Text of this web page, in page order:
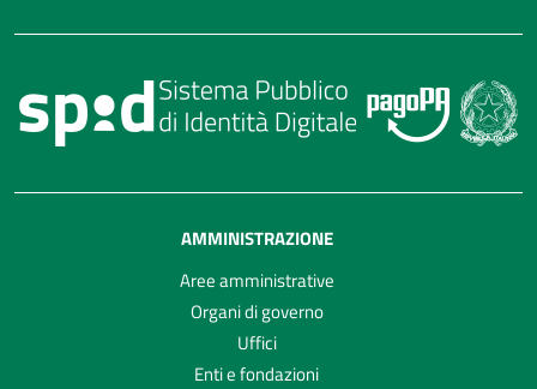
AMMINISTRAZIONE
Aree amministrative
Organi di governo
Uffici
Enti e fondazioni